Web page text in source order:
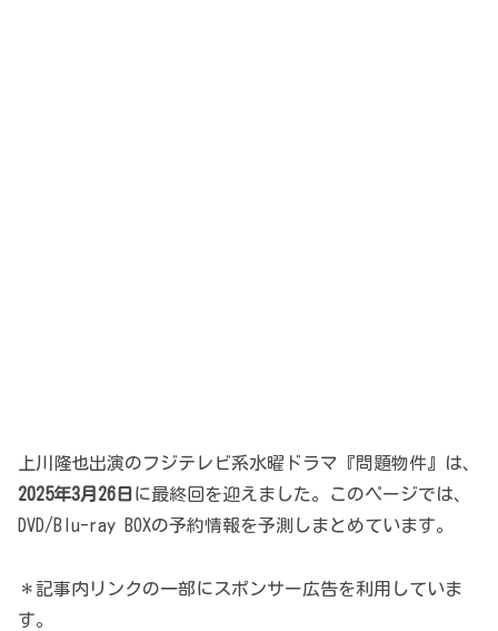
上川隆也出演のフジテレビ系水曜ドラマ『問題物件』は、
2025年3月26日 に最終回を迎えました。このページでは、
DVD/Blu-ray BOXの予約情報を予測しまとめています。
＊記事内リンクの一部にスポンサー広告を利用していま
す。